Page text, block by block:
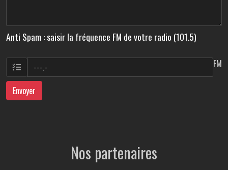
Anti Spam : saisir la fréquence FM de votre radio (101.5)
FM
Envoyer
Nos partenaires